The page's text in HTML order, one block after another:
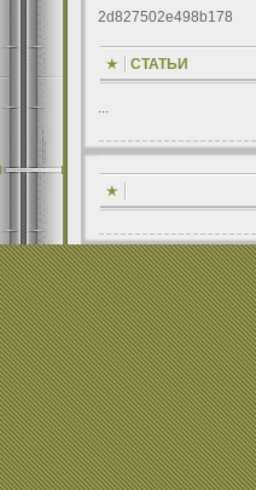
2d827502e498b178
СТАТЬИ
...